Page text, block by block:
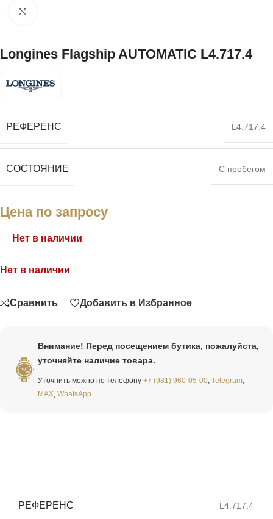
Longines Flagship AUTOMATIC L4.717.4
РЕФЕРЕНС L4.717.4
СОСТОЯНИЕ С пробегом
Цена по запросу
Нет в наличии
Нет в наличии
Сравнить Добавить в Избранное
Внимание! Перед посещением бутика, пожалуйста,
уточняйте наличие товара.
Уточнить можно по телефону +7 (981) 960-05-00 Telegram
MAX WhatsApp
РЕФЕРЕНС L4.717.4